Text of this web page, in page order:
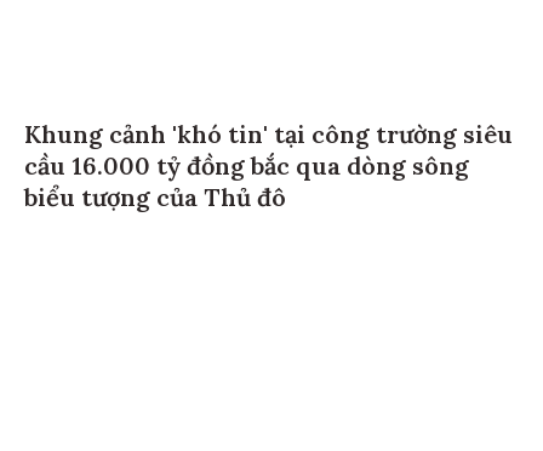
Khung cảnh 'khó tin' tại công trường siêu
cầu 16.000 tỷ đồng bắc qua dòng sông
biểu tượng của Thủ đô